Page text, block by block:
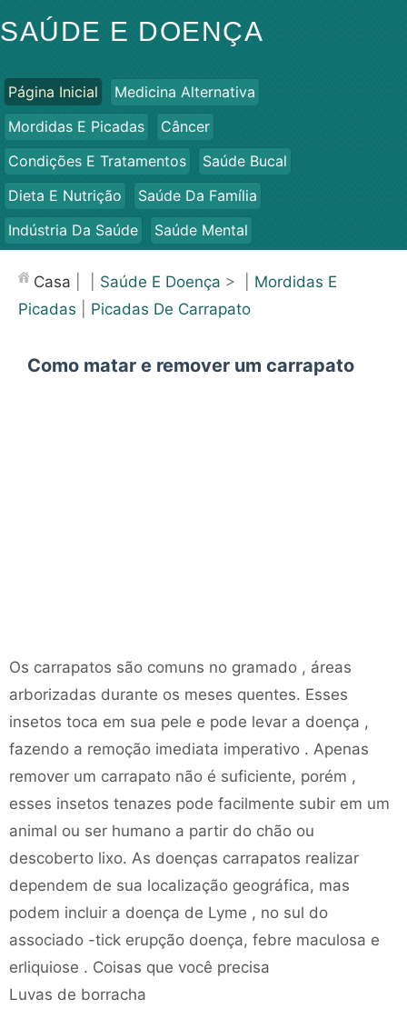
SAÚDE E DOENÇA
Página Inicial
Medicina Alternativa
Mordidas E Picadas
Câncer
Condições E Tratamentos
Saúde Bucal
Dieta E Nutrição
Saúde Da Família
Indústria Da Saúde
Saúde Mental
Saúde
Casa Saúde E Doença > | Mordidas E
Picadas
Picadas De Carrapato
Como matar e remover um carrapato
Os carrapatos são comuns no gramado , áreas
arborizadas durante os meses quentes. Esses
insetos toca em sua pele e pode levar a doença ,
fazendo a remoção imediata imperativo . Apenas
remover um carrapato não é suficiente, porém ,
esses insetos tenazes pode facilmente subir em um
animal ou ser humano a partir do chão ou
descoberto lixo. As doenças carrapatos realizar
dependem de sua localização geográfica, mas
podem incluir a doença de Lyme , no sul do
associado -tick erupção doença, febre maculosa e
erliquiose . Coisas que você precisa
Luvas de borracha